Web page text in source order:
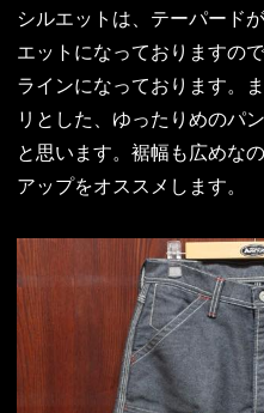
シルエットは、テーパード
エットになっておりますの
ラインになっております。
リとした、ゆったりめのパ
と思います。裾幅も広めな
アップをオススメします。